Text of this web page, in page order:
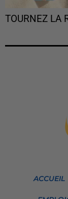
TOURNEZ LA
ACCUEIL